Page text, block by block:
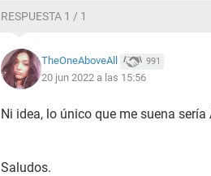
RESPUESTA 1 / 1
TheOneAboveAll 991
20 jun 2022 a las 15:56
Ni idea, lo único que me suena sería
Saludos.